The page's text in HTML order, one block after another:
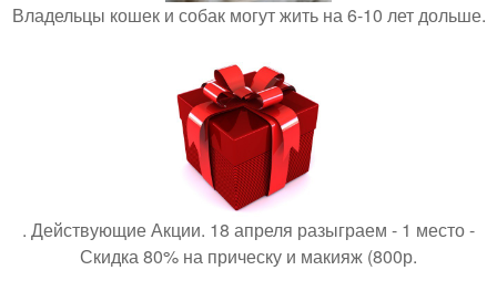
Владельцы кошек и собак могут жить на 6-10 лет дольше.
. Действующие Акции. 18 апреля разыграем - 1 место -
Скидка 80% на прическу и макияж (800р.